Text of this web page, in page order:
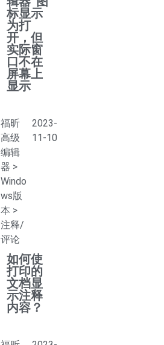
标显示
为打
开，但
实际窗
口不在
屏幕上
显示
福昕
高级
编辑
器 >
Windo
ws版
本 >
注释/
评论
2023-
11-10
如何使
打印的
文档显
示注释
内容？